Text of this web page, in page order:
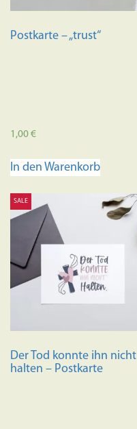
Postkarte – „trust“
1,00€
In den Warenkorb
SALE
Der Tod konnte ihn nicht
halten – Postkarte